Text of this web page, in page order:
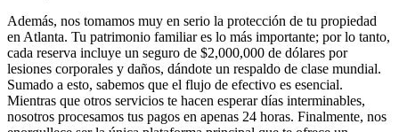
Además, nos tomamos muy en serio la protección de tu propiedad
en Atlanta. Tu patrimonio familiar es lo más importante; por lo tanto,
cada reserva incluye un seguro de $2,000,000 de dólares por
lesiones corporales y daños, dándote un respaldo de clase mundial.
Sumado a esto, sabemos que el flujo de efectivo es esencial.
Mientras que otros servicios te hacen esperar días interminables,
nosotros procesamos tus pagos en apenas 24 horas. Finalmente, nos